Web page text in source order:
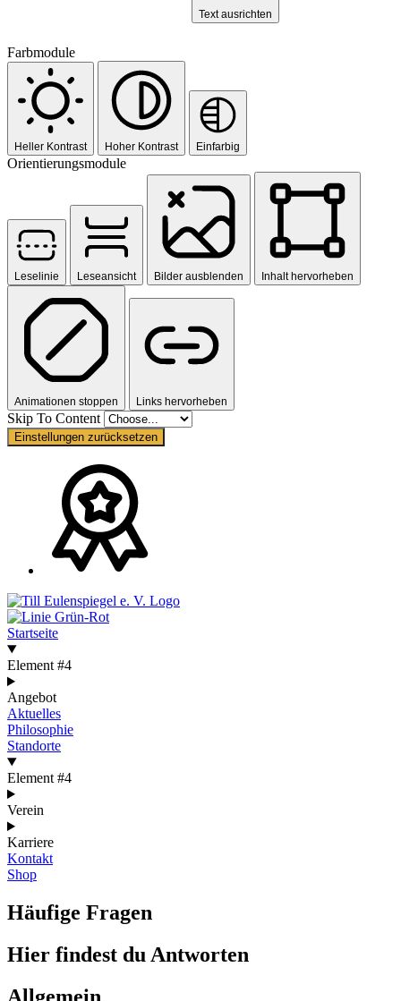
Text ausrichten
Farbmodule
Heller Kontrast Hoher Kontrast Einfarbig
Orientierungsmodule
Leselinie Leseansicht Bilder ausblenden Inhalt hervorheben
Animationen stoppen Links hervorheben
Skip To Content
Einstellungen zurücksetzen
Startseite
Element #4
Angebot
Aktuelles
Philosophie
Standorte
Element #4
Verein
Karriere
Kontakt
Shop
Häufige Fragen
Hier findest du Antworten
Allgemein